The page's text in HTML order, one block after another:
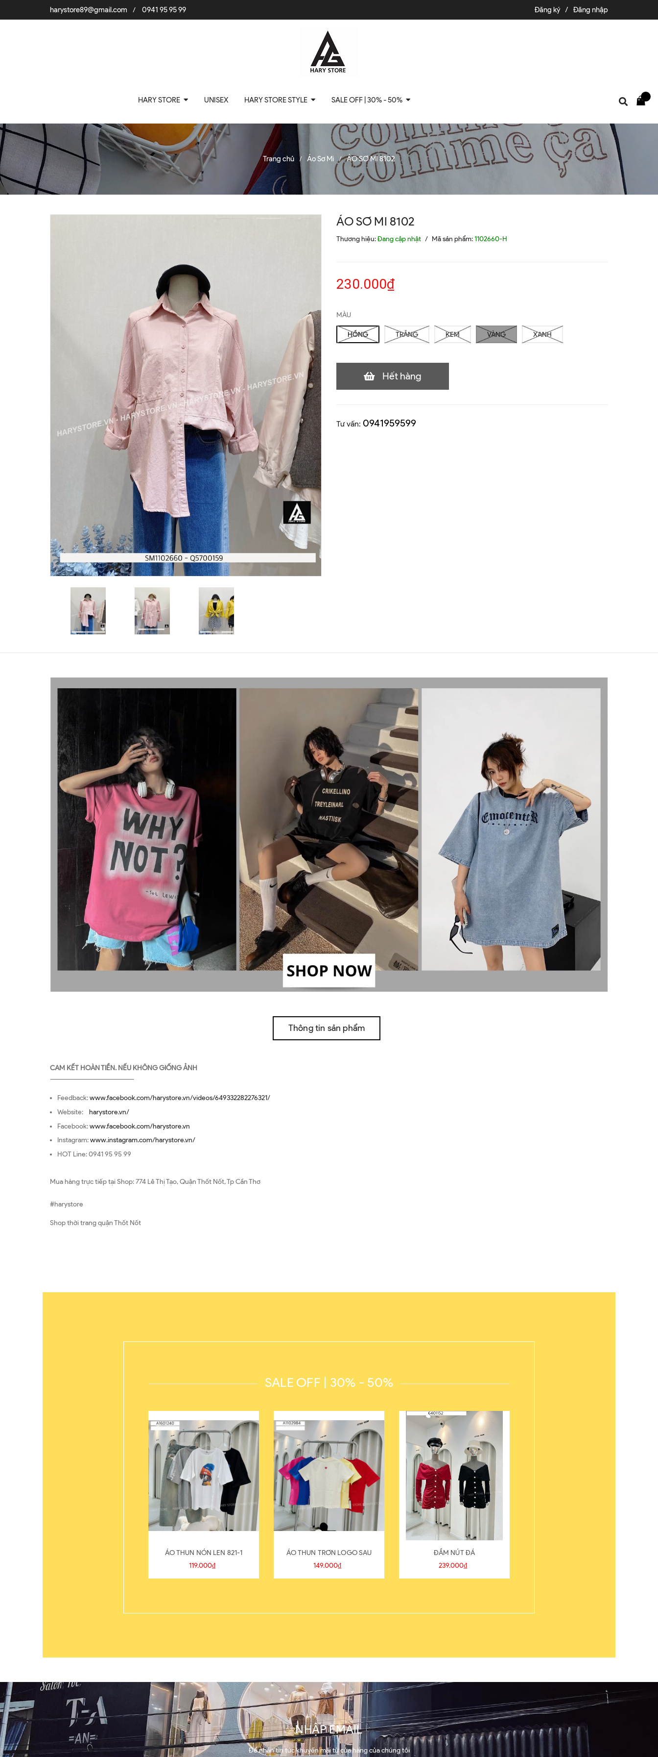
harystore89@gmail.com / 0941 95 95 99 Đăng ký / Đăng nhập
HARY STORE UNISEX HARY STORE STYLE SALE OFF | 30% - 50%
Trang chủ / Áo Sơ Mi / ÁO SƠ MI 8102
ÁO SƠ MI 8102
Thương hiệu:Đang cập nhật / Mã sản phẩm:1102660-H
230.000₫
MÀU
HỒNG TRẮNG KEM VÀNG XANH
Hết hàng
Tư vấn: 0941959599
Thông tin sản phẩm
CAM KẾT HOÀN TIỀN. NẾU KHÔNG GIỐNG ẢNH
—————————————————
Feedback:www.facebook.com/harystore.vn/videos/649332282276321/
Website: harystore.vn/
Facebook:www.facebook.com/harystore.vn
Instagram:www.instagram.com/harystore.vn/
HOT Line: 0941 95 95 99
Mua hàng trực tiếp tại Shop: 774 Lê Thị Tạo, Quận Thốt Nốt, Tp Cần Thơ
#harystore
Shop thời trang quận Thốt Nốt
SALE OFF | 30% - 50%
ÁO THUN NÓN LEN 821-1
119.000₫
ÁO THUN TRƠN LOGO SAU
149.000₫
ĐẦM NÚT ĐÁ
239.000₫
NHẬP EMAIL
Để nhận tin tức khuyến mãi từ cửa hàng của chúng tôi